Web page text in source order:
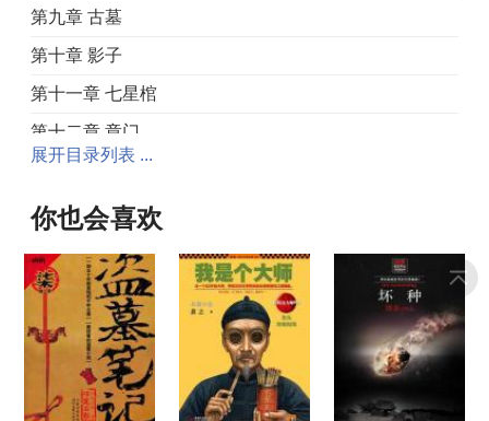
第九章 古墓
第十章 影子
第十一章 七星棺
第十二章 章门
第十三章 章心
第十四章 闷油瓶
第十六章 小手
第十七章 洞
第十八章 大树
第十九章 女尸
展开目录列表 ...
你也会喜欢